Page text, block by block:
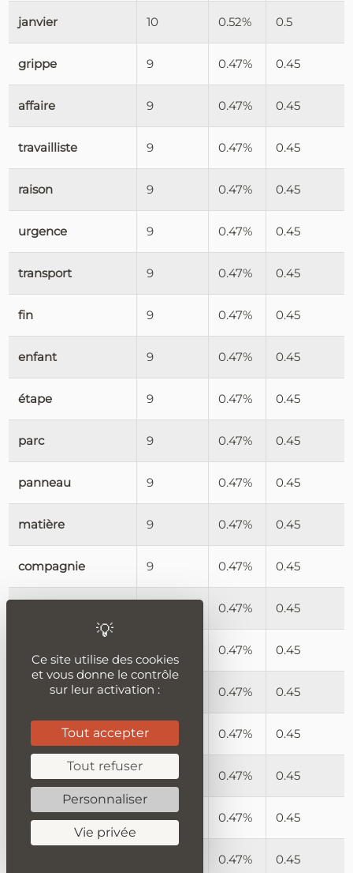
janvier 10 0.52% 0.5
grippe 9 0.47% 0.45
affaire 9 0.47% 0.45
travailliste 9 0.47% 0.45
raison 9 0.47% 0.45
urgence 9 0.47% 0.45
transport 9 0.47% 0.45
fin 9 0.47% 0.45
enfant 9 0.47% 0.45
étape 9 0.47% 0.45
parc 9 0.47% 0.45
panneau 9 0.47% 0.45
matière 9 0.47% 0.45
compagnie 9 0.47% 0.45
0.47% 0.45
0.47% 0.45
développement 9 0.47% 0.45
9 0.47% 0.45
attaque 9 0.47% 0.45
contact 9 0.47% 0.45
0.47% 0.45
Ce site utilise des cookies
et vous donne le contrôle
sur leur activation :
Tout accepter
Tout refuser
Personnaliser
Vie privée